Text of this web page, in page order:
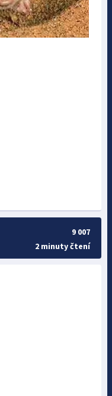
9 007
2 minuty čtení